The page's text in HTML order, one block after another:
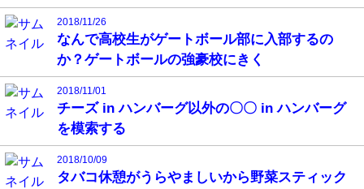
2018/11/26
なんで高校生がゲートボール部に入部するの
か？ゲートボールの強豪校にきく
2018/11/01
チーズ in ハンバーグ以外の〇〇 in ハンバーグ
を模索する
2018/10/09
タバコ休憩がうらやましいから野菜スティック